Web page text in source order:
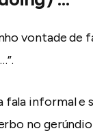
vontade de
fala informal e
no